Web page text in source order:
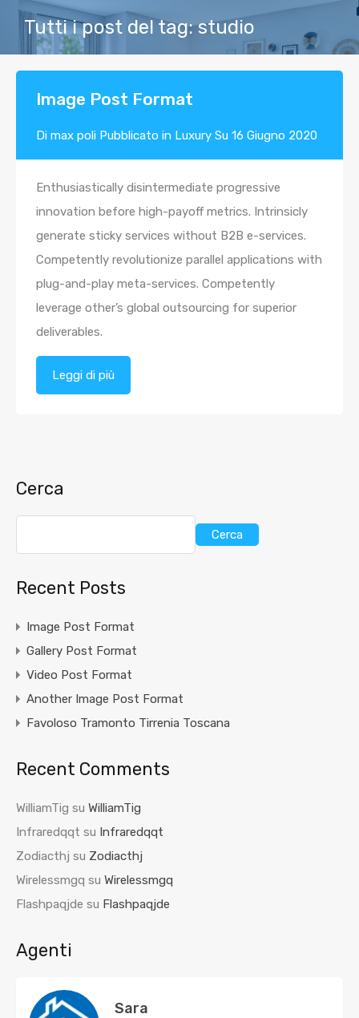
Tutti i post del tag: studio
Image Post Format
Di max poli Pubblicato in Luxury Su 16 Giugno 2020
Enthusiastically disintermediate progressive
innovation before high-payoff metrics. Intrinsicly
generate sticky services without B2B e-services.
Competently revolutionize parallel applications with
plug-and-play meta-services. Competently
leverage other’s global outsourcing for superior
deliverables.
Leggi di più
Cerca
Cerca
Recent Posts
Image Post Format
Gallery Post Format
Video Post Format
Another Image Post Format
Favoloso Tramonto Tirrenia Toscana
Recent Comments
WilliamTig su WilliamTig
Infraredqqt su Infraredqqt
Zodiacthj su Zodiacthj
Wirelessmgq su Wirelessmgq
Flashpaqjde su Flashpaqjde
Agenti
Sara